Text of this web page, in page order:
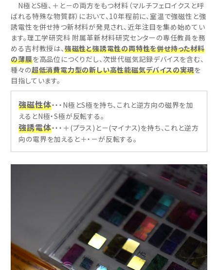
N極とS極、＋と－の両方をもつ材料（マルチフェロイクスと呼
ばれる特殊な物質群）において、10年程前に、室温で強磁性と強
誘電性を併せ持つ新材料が発見され、近年注目を集め始めてい
ます。理工学研究科 附属革新材料研究センターの専任教員を務
める吉村教授は、強磁性と強誘電性の両特性を併せ持った材料
の薄膜を高品位につくりだし、次世代磁気記録デバイスを含む、
種々の超低消費電力型の新しい高性能磁気デバイスの実現を
目指しています。
強磁性体・・・N極とS極を持ち、これと逆方向の磁界を加
えるとN極・S極が反転する。
強誘電体・・・＋(プラス)と－(マイナス)を持ち、これと逆方
向の電界を加えると＋・－が反転する。